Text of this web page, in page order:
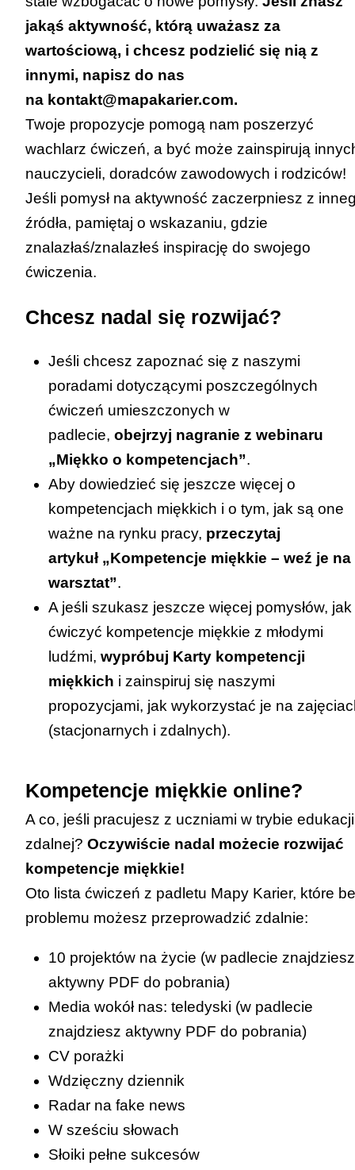
jakąś aktywność, którą uważasz za
wartościową, i chcesz podzielić się nią z
innymi, napisz do nas
na kontakt@mapakarier.com.
Twoje propozycje pomogą nam poszerzyć
wachlarz ćwiczeń, a być może zainspirują
nauczycieli, doradców zawodowych i rodziców!
Jeśli pomysł na aktywność zaczerpniesz z
źródła, pamiętaj o wskazaniu, gdzie
znalazłaś/znalazłeś inspirację do swojego
ćwiczenia.
Chcesz nadal się rozwijać?
Jeśli chcesz zapoznać się z naszymi
poradami dotyczącymi poszczególnych
ćwiczeń umieszczonych w
padlecie, obejrzyj nagranie z webinaru
„Miękko o kompetencjach”.
Aby dowiedzieć się jeszcze więcej o
kompetencjach miękkich i o tym, jak są one
ważne na rynku pracy, przeczytaj
artykuł „Kompetencje miękkie – weź je na
warsztat”.
A jeśli szukasz jeszcze więcej pomysłów, jak
ćwiczyć kompetencje miękkie z młodymi
ludźmi, wypróbuj Karty kompetencji
miękkich i zainspiruj się naszymi
propozycjami, jak wykorzystać je na
(stacjonarnych i zdalnych).
Kompetencje miękkie online?
A co, jeśli pracujesz z uczniami w trybie edukacji
zdalnej? Oczywiście nadal możecie rozwijać
kompetencje miękkie!
Oto lista ćwiczeń z padletu Mapy Karier, które
problemu możesz przeprowadzić zdalnie:
10 projektów na życie (w padlecie znajdziesz
aktywny PDF do pobrania)
Media wokół nas: teledyski (w padlecie
znajdziesz aktywny PDF do pobrania)
CV porażki
Wdzięczny dziennik
Radar na fake news
W sześciu słowach
Słoiki pełne sukcesów